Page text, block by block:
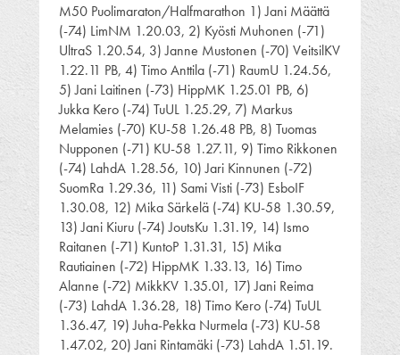
M50 Puolimaraton/Halfmarathon 1) Jani Määttä
(-74) LimNM 1.20.03, 2) Kyösti Muhonen (-71)
UltraS 1.20.54, 3) Janne Mustonen (-70) VeitsilKV
1.22.11 PB, 4) Timo Anttila (-71) RaumU 1.24.56,
5) Jani Laitinen (-73) HippMK 1.25.01 PB, 6)
Jukka Kero (-74) TuUL 1.25.29, 7) Markus
Melamies (-70) KU-58 1.26.48 PB, 8) Tuomas
Nupponen (-71) KU-58 1.27.11, 9) Timo Rikkonen
(-74) LahdA 1.28.56, 10) Jari Kinnunen (-72)
SuomRa 1.29.36, 11) Sami Visti (-73) EsboIF
1.30.08, 12) Mika Särkelä (-74) KU-58 1.30.59,
13) Jani Kiuru (-74) JoutsKu 1.31.19, 14) Ismo
Raitanen (-71) KuntoP 1.31.31, 15) Mika
Rautiainen (-72) HippMK 1.33.13, 16) Timo
Alanne (-72) MikkKV 1.35.01, 17) Jani Reima
(-73) LahdA 1.36.28, 18) Timo Kero (-74) TuUL
1.36.47, 19) Juha-Pekka Nurmela (-73) KU-58
1.47.02, 20) Jani Rintamäki (-73) LahdA 1.51.19.